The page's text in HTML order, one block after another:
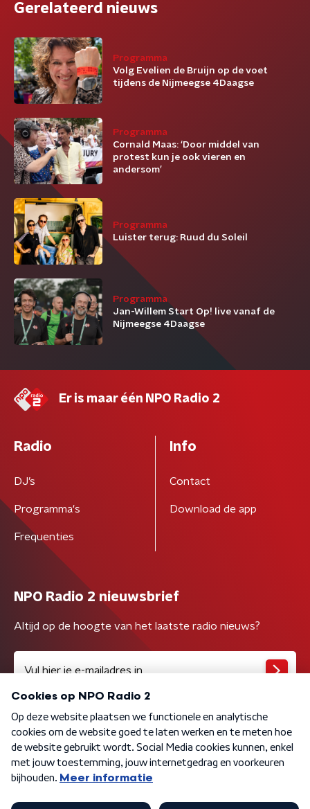
Gerelateerd nieuws
Programma
Volg Evelien de Bruijn op de voet
tijdens de Nijmeegse 4Daagse
Programma
Cornald Maas: ‘Door middel van
protest kun je ook vieren en
andersom’
Programma
Luister terug: Ruud du Soleil
Programma
Jan-Willem Start Op! live vanaf de
Nijmeegse 4Daagse
Er is maar één NPO Radio 2
Radio
DJ’s
Programma's
Frequenties
Info
Contact
Download de app
NPO Radio 2 nieuwsbrief
Altijd op de hoogte van het laatste radio nieuws?
Algemene voorwaarden